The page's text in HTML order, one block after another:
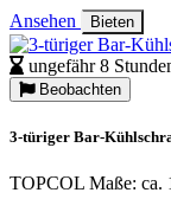
Ansehen Bieten
ungefähr 8
Beobachten
3-türiger Bar-
TOPCOL Maße: ca.